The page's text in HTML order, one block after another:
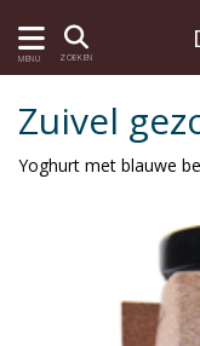
MENU ZOEKEN
Zuivel
Yoghurt met blauwe